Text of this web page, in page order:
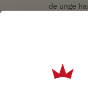
de unge
et
Kontakt